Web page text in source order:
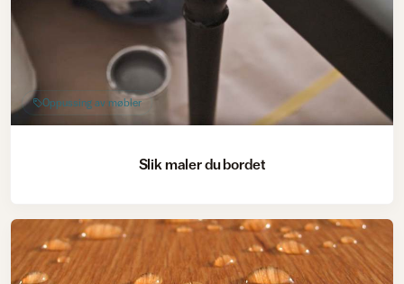
Oppussing av møbler
Slik maler du bordet